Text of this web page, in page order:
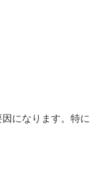
になります。特